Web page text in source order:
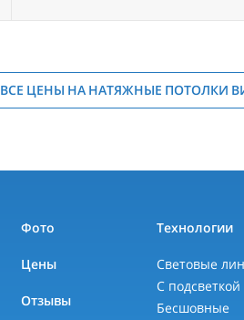
ВСЕ ЦЕНЫ НА НАТЯЖНЫЕ ПОТОЛКИ
Фото
Цены
Отзывы
Технологии
Световые
С подсветкой
Бесшовные